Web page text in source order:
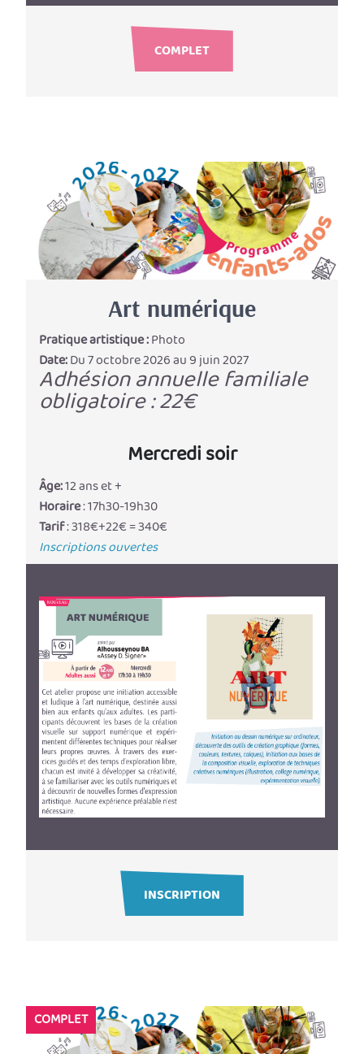
COMPLET
Art numérique
Pratique artistique :Photo
Date:Du 7 octobre 2026 au 9 juin 2027
Adhésion annuelle familiale
obligatoire : 22€
Mercredi soir
Âge:12 ans et +
Horaire: 17h30-19h30
Tarif: 318€+22€ = 340€
Inscriptions ouvertes
INSCRIPTION
COMPLET